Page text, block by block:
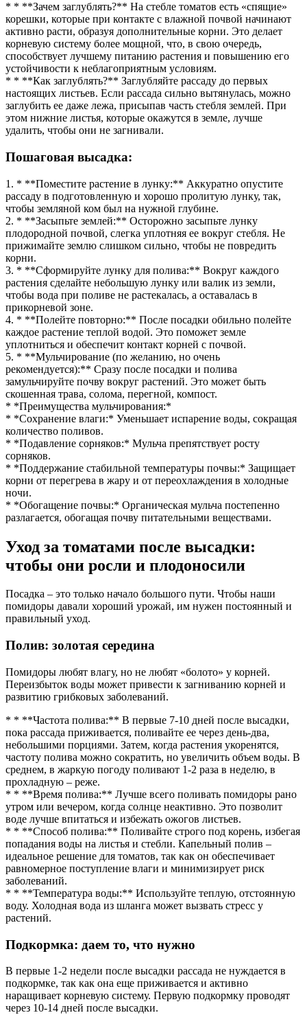
* * **Зачем заглублять?** На стебле томатов есть «спящие»
корешки, которые при контакте с влажной почвой начинают
активно расти, образуя дополнительные корни. Это делает
корневую систему более мощной, что, в свою очередь,
способствует лучшему питанию растения и повышению его
устойчивости к неблагоприятным условиям.
* * **Как заглублять?** Заглубляйте рассаду до первых
настоящих листьев. Если рассада сильно вытянулась, можно
заглубить ее даже лежа, присыпав часть стебля землей. При
этом нижние листья, которые окажутся в земле, лучше
удалить, чтобы они не загнивали.
Пошаговая высадка:
1. * **Поместите растение в лунку:** Аккуратно опустите
рассаду в подготовленную и хорошо пролитую лунку, так,
чтобы земляной ком был на нужной глубине.
2. * **Засыпьте землей:** Осторожно засыпьте лунку
плодородной почвой, слегка уплотняя ее вокруг стебля. Не
прижимайте землю слишком сильно, чтобы не повредить
корни.
3. * **Сформируйте лунку для полива:** Вокруг каждого
растения сделайте небольшую лунку или валик из земли,
чтобы вода при поливе не растекалась, а оставалась в
прикорневой зоне.
4. * **Полейте повторно:** После посадки обильно полейте
каждое растение теплой водой. Это поможет земле
уплотниться и обеспечит контакт корней с почвой.
5. * **Мульчирование (по желанию, но очень
рекомендуется):** Сразу после посадки и полива
замульчируйте почву вокруг растений. Это может быть
скошенная трава, солома, перегной, компост.
* *Преимущества мульчирования:*
* *Сохранение влаги:* Уменьшает испарение воды, сокращая
количество поливов.
* *Подавление сорняков:* Мульча препятствует росту
сорняков.
* *Поддержание стабильной температуры почвы:* Защищает
корни от перегрева в жару и от переохлаждения в холодные
ночи.
* *Обогащение почвы:* Органическая мульча постепенно
разлагается, обогащая почву питательными веществами.
Уход за томатами после высадки:
чтобы они росли и плодоносили
Посадка – это только начало большого пути. Чтобы наши
помидоры давали хороший урожай, им нужен постоянный и
правильный уход.
Полив: золотая середина
Помидоры любят влагу, но не любят «болото» у корней.
Переизбыток воды может привести к загниванию корней и
развитию грибковых заболеваний.
* * **Частота полива:** В первые 7-10 дней после высадки,
пока рассада приживается, поливайте ее через день-два,
небольшими порциями. Затем, когда растения укоренятся,
частоту полива можно сократить, но увеличить объем воды. В
среднем, в жаркую погоду поливают 1-2 раза в неделю, в
прохладную – реже.
* * **Время полива:** Лучше всего поливать помидоры рано
утром или вечером, когда солнце неактивно. Это позволит
воде лучше впитаться и избежать ожогов листьев.
* * **Способ полива:** Поливайте строго под корень, избегая
попадания воды на листья и стебли. Капельный полив –
идеальное решение для томатов, так как он обеспечивает
равномерное поступление влаги и минимизирует риск
заболеваний.
* * **Температура воды:** Используйте теплую, отстоянную
воду. Холодная вода из шланга может вызвать стресс у
растений.
Подкормка: даем то, что нужно
В первые 1-2 недели после высадки рассада не нуждается в
подкормке, так как она еще приживается и активно
наращивает корневую систему. Первую подкормку проводят
через 10-14 дней после высадки.